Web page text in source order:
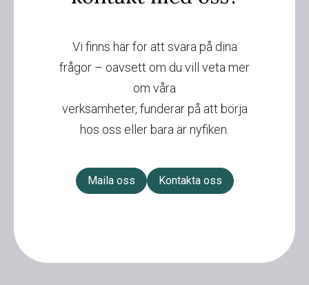
Vi finns här för att svara på dina
frågor – oavsett om du vill veta mer
om våra
verksamheter, funderar på att börja
hos oss eller bara är nyfiken.
Maila oss Kontakta oss